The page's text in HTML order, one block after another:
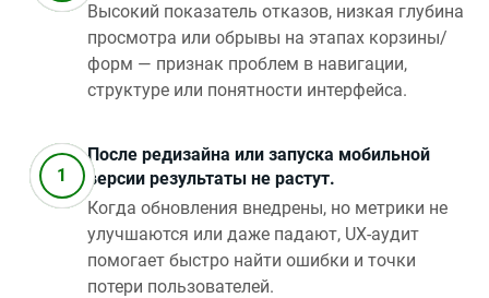
Высокий показатель отказов, низкая глубина
просмотра или обрывы на этапах корзины/
форм — признак проблем в навигации,
структуре или понятности интерфейса.
После редизайна или запуска мобильной
версии результаты не растут.
Когда обновления внедрены, но метрики не
улучшаются или даже падают, UX‑аудит
помогает быстро найти ошибки и точки
потери пользователей.